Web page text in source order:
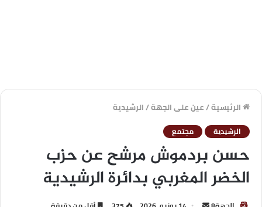
الرئيسية/عين على الجهة/الرشيدية
الرشيدية مجتمع
حسن بردموش مرشح عن حزب
الخضر المغربي بدائرة الرشيدية